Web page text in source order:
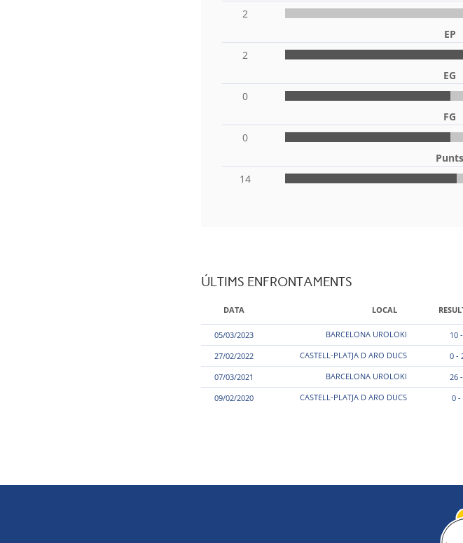
2
EP
2
EG
0
FG
0
Punts
14
ÚLTIMS ENFRONTAMENTS
DATA LOCAL
05/03/2023 BARCELONA UROLOKI 10
27/02/2022
CASTELL-PLATJA D ARO DUCS 0 -
07/03/2021
BARCELONA UROLOKI 26
09/02/2020
CASTELL-PLATJA D ARO DUCS 0 -